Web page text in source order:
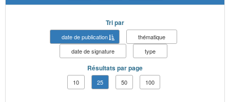
Tri par
date de publication
thématique
date de signature
type
Résultats par page
10 25 50 100